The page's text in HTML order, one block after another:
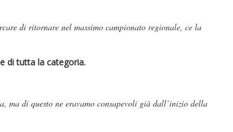
di ritornare nel massimo campionato regionale, ce la
di tutta la categoria.
ma di questo ne eravamo consapevoli già dall’inizio della